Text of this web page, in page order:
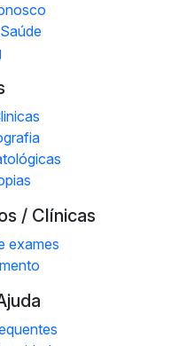
/ Clínicas
exames